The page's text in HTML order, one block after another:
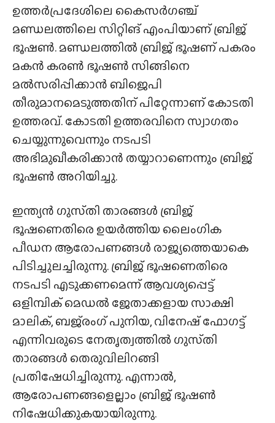
ഉത്തർപ്രദേശിലെ കൈസർഗഞ്ച്
മണ്ഡലത്തിലെ സിറ്റിങ് എംപിയാണ് ബ്രിജ്
ഭൂഷൺ. മണ്ഡലത്തിൽ ബ്രിജ് ഭൂഷണ് പകരം
മകൻ കരൺ ഭൂഷൺ സിങ്ങിനെ
മൽസരിപ്പിക്കാൻ ബിജെപി
തീരുമാനമെടുത്തതിന് പിറ്റേന്നാണ് കോടതി
ഉത്തരവ്. കോടതി ഉത്തരവിനെ സ്വാഗതം
ചെയ്യുന്നുവെന്നും നടപടി
അഭിമുഖീകരിക്കാൻ തയ്യാറാണെന്നും ബ്രിജ്
ഭൂഷൺ അറിയിച്ചു.
ഇന്ത്യൻ ഗുസ്‌തി താരങ്ങൾ ബ്രിജ്
ഭൂഷണെതിരെ ഉയർത്തിയ ലൈംഗിക
പീഡന ആരോപണങ്ങൾ രാജ്യത്തെയാകെ
പിടിച്ചുലച്ചിരുന്നു. ബ്രിജ് ഭൂഷണെതിരെ
നടപടി എടുക്കണമെന്ന് ആവശ്യപ്പെട്ട്
ഒളിമ്പിക് മെഡൽ ജേതാക്കളായ സാക്ഷി
മാലിക്, ബജ്‌രംഗ്‌ പുനിയ, വിനേഷ് ഫോഗട്ട്
എന്നിവരുടെ നേതൃത്വത്തിൽ ഗുസ്‌തി
താരങ്ങൾ തെരുവിലിറങ്ങി
പ്രതിഷേധിച്ചിരുന്നു. എന്നാൽ,
ആരോപണങ്ങളെല്ലാം ബ്രിജ് ഭൂഷൺ
നിഷേധിക്കുകയായിരുന്നു.